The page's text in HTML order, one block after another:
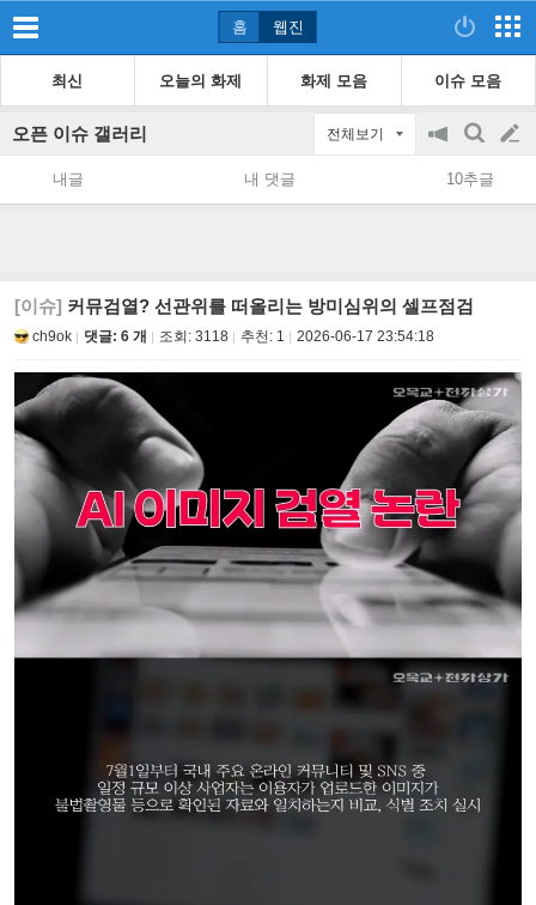
홈 웹진
최신 오늘의 화제 화제 모음 이슈 모음
오픈 이슈 갤러리 전체보기
공
지
on/off
검
색
글
쓰
내글 내 댓글 10추글
[이슈] 커뮤검열? 선관위를 떠올리는 방미심위의 셀프점검
ch9ok 댓글: 6 개 조회: 3118 추천: 1 2026-06-17 23:54:18